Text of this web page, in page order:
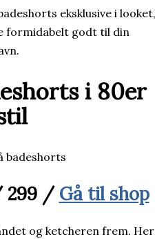
eksklusive i looket,
formidabelt godt til din
i 80er
299 / Gå til shop
og ketcheren frem. Her